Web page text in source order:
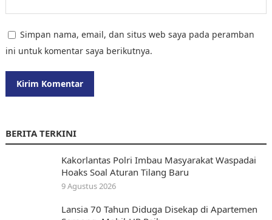
Simpan nama, email, dan situs web saya pada peramban
ini untuk komentar saya berikutnya.
BERITA TERKINI
Kakorlantas Polri Imbau Masyarakat Waspadai
Hoaks Soal Aturan Tilang Baru
9 Agustus 2026
Lansia 70 Tahun Diduga Disekap di Apartemen